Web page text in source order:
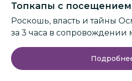
Топкапы с
Роскошь, власть и тайны
за 3 часа в сопровождении